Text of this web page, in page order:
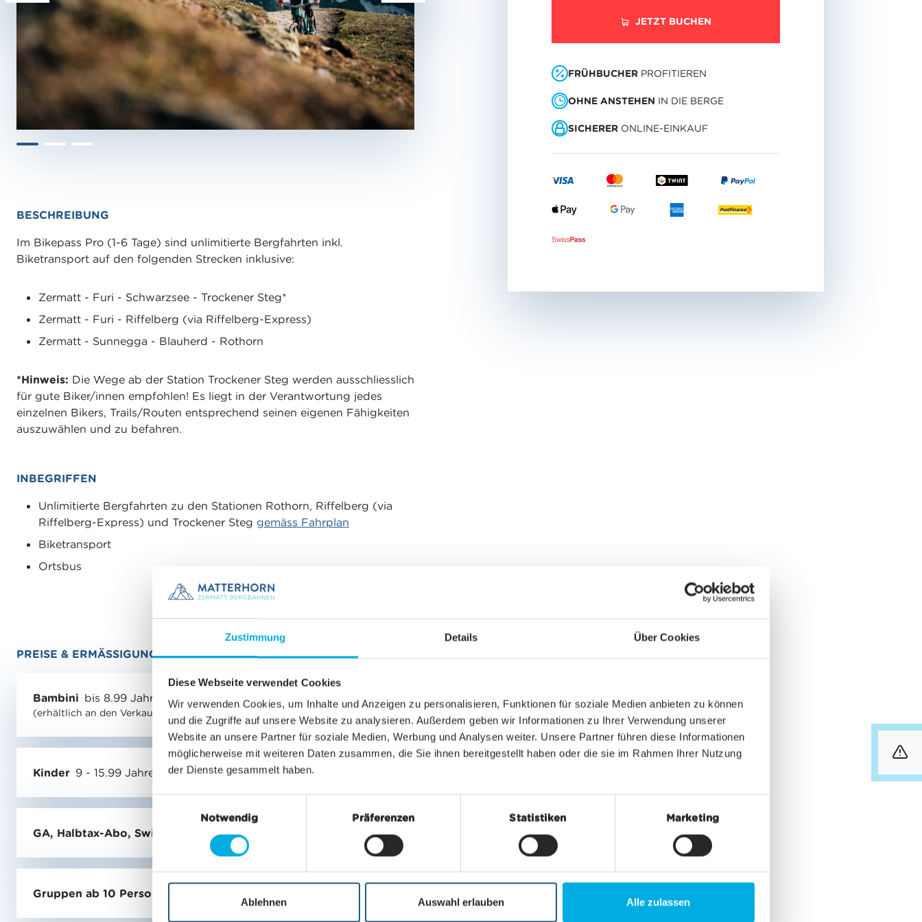
Zustimmung Details Über Cookies
Diese Webseite verwendet Cookies
Wir verwenden Cookies, um Inhalte und Anzeigen zu personalisieren, Funktionen für soziale Medien anbieten zu können
und die Zugriffe auf unsere Website zu analysieren. Außerdem geben wir Informationen zu Ihrer Verwendung unserer
Website an unsere Partner für soziale Medien, Werbung und Analysen weiter. Unsere Partner führen diese Informationen
möglicherweise mit weiteren Daten zusammen, die Sie ihnen bereitgestellt haben oder die sie im Rahmen Ihrer Nutzung
der Dienste gesammelt haben.
n
i
i
Notwendig Präferenzen Statistiken Marketing
Ablehnen Auswahl erlauben Alle zulassen
JETZT BUCHEN
FRÜHBUCHERPROFITIEREN
OHNE ANSTEHEN IN DIE BERGE
SICHERERONLINE-EINKAUF
BESCHREIBUNG
Im Bikepass Pro (1-6 Tage) sind unlimitierte Bergfahrten inkl.
Biketransport auf den folgenden Strecken inklusive:
Zermatt - Furi - Schwarzsee - Trockener Steg*
Zermatt - Furi - Riffelberg (via Riffelberg-Express)
Zermatt - Sunnegga - Blauherd - Rothorn
*Hinweis: Die Wege ab der Station Trockener Steg werden ausschliesslich
für gute Biker/innen empfohlen! Es liegt in der Verantwortung jedes
einzelnen Bikers, Trails/Routen entsprechend seinen eigenen Fähigkeiten
auszuwählen und zu befahren.
INBEGRIFFEN
Unlimitierte Bergfahrten zu den Stationen Rothorn, Riffelberg (via
Riffelberg-Express) und Trockener Steg gemäss Fahrplan
Biketransport
Ortsbus
PREISE & ERMÄSSIGUNGEN
Bambini bis 8.99 Jahre
(erhältlich an den Verkaufsstellen oder online als Wolli Card)
gratis
Kinder 9 - 15.99 Jahre
GA, Halbtax-Abo, Swiss Travel Pass 50%
Gruppen ab 10 Personen